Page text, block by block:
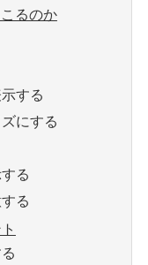
るのか
する
にする
る
る